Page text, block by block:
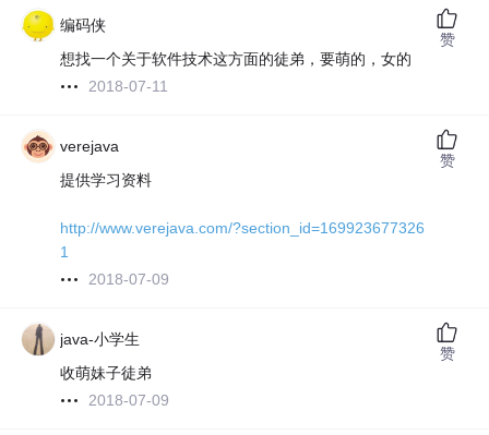
编码侠
想找一个关于软件技术这方面的徒弟，要萌的，女的
2018-07-11
赞
verejava
提供学习资料
http://www.verejava.com/?section_id=169923677326
1
2018-07-09
赞
java-小学生
收萌妹子徒弟
2018-07-09
赞